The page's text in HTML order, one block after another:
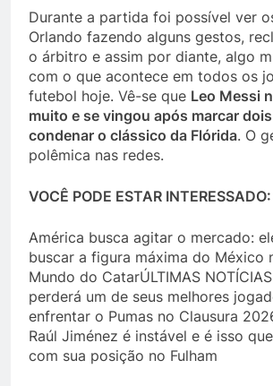
Durante a partida foi possível ver
Orlando fazendo alguns gestos,
o árbitro e assim por diante, algo
com o que acontece em todos os
futebol hoje. Vê-se que Leo Messi
muito e se vingou após marcar
condenar o clássico da Flórida. O
polêmica nas redes.
VOCÊ PODE ESTAR INTERESSADO:
América busca agitar o mercado:
buscar a figura máxima do México
Mundo do CatarÚLTIMAS
perderá um de seus melhores
enfrentar o Pumas no Clausura
Raúl Jiménez é instável e é isso
com sua posição no Fulham